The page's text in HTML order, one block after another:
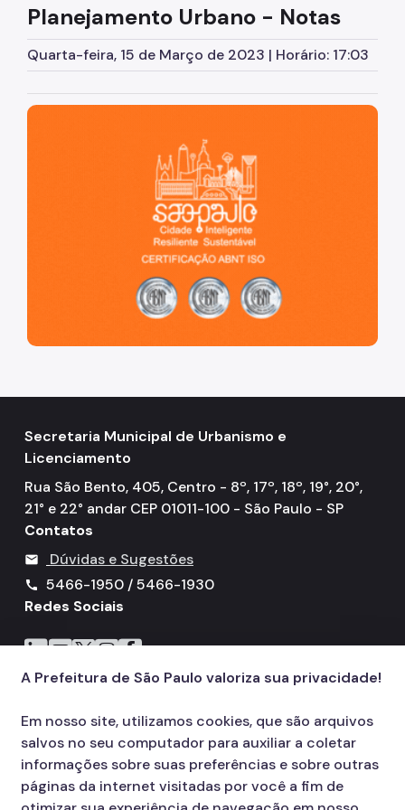
Contas Municipais
Finanças Públicas
Transportes
Uso e Ocupação do Solo
Climatologia e Atmosfera
Conservação da Natureza
Saneamento
Desenvolvimento humano e condições de vida
Indicador de Vulnerabilidade
Indicador de Desenvolvimento Humano
Planejamento Urbano - Notas
Quarta-feira, 15 de Março de 2023 | Horário: 17:03
São Paulo, cidade inteligente, resiliente e sustentável
Secretaria Municipal de Urbanismo e
Licenciamento
Rua São Bento, 405, Centro - 8º, 17º, 18º, 19°, 20°,
21° e 22° andar CEP 01011-100 - São Paulo - SP
Contatos
mail Dúvidas e Sugestões
call
5466-1950 / 5466-1930
Redes Sociais
Icone do LinkedIn
Icone do YouTube
Icone do X
Icone do Instagram
Icone do Facebook
A Prefeitura de São Paulo valoriza sua privacidade!
Em nosso site, utilizamos cookies, que são arquivos
salvos no seu computador para auxiliar a coletar
informações sobre suas preferências e sobre outras
páginas da internet visitadas por você a fim de